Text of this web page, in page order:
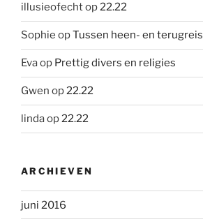
illusieofechtop22.22
Sophie opTussen heen- en terugreis
Evaop Prettig divers en religies
Gwen op22.22
lindaop22.22
ARCHIEVEN
juni 2016